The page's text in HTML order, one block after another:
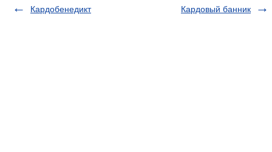
Кардобенедикт
Кардовый банник